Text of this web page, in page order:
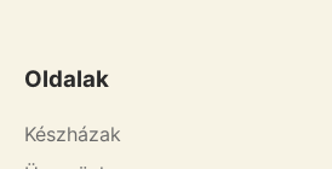
Oldalak
Készházak